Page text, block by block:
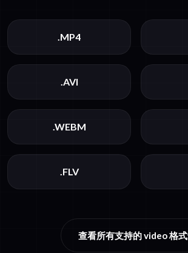
.MP4
.AVI
.WEBM
.FLV
查看所有支持的 video 格式